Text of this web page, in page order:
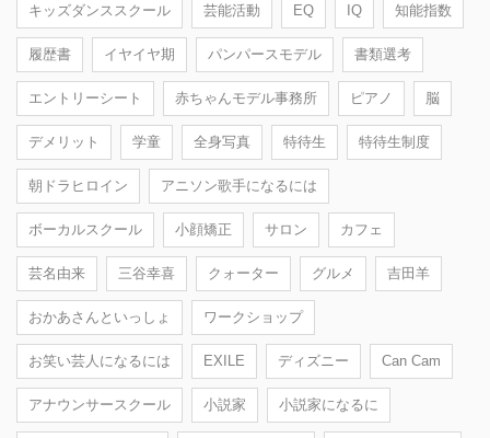
キッズダンススクール 芸能活動 EQ IQ 知能指数
履歴書 イヤイヤ期 パンパースモデル 書類選考
エントリーシート 赤ちゃんモデル事務所 ピアノ 脳
デメリット 学童 全身写真 特待生 特待生制度
朝ドラヒロイン アニソン歌手になるには
ボーカルスクール 小顔矯正 サロン カフェ
芸名由来 三谷幸喜 クォーター グルメ 吉田羊
おかあさんといっしょ ワークショップ
お笑い芸人になるには EXILE ディズニー Can Cam
アナウンサースクール 小説家 小説家になるに